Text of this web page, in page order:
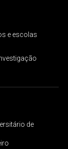
e escolas
de